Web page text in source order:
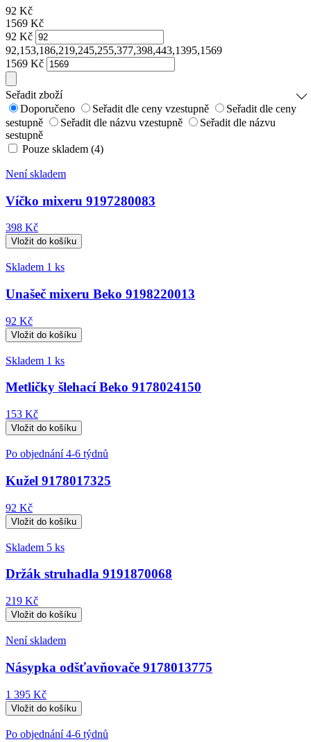
92 Kč
1569 Kč
92 Kč
92,153,186,219,245,255,377,398,443,1395,1569
1569 Kč
Seřadit zboží
Doporučeno
Seřadit dle ceny vzestupně
Seřadit dle ceny
sestupně
Seřadit dle názvu vzestupně
Seřadit dle názvu
sestupně
Pouze skladem (4)
Není skladem
Víčko mixeru 9197280083
398 Kč
Skladem 1 ks
Unašeč mixeru Beko 9198220013
92 Kč
Skladem 1 ks
Metličky šlehací Beko 9178024150
153 Kč
Po objednání 4-6 týdnů
Kužel 9178017325
92 Kč
Skladem 5 ks
Držák struhadla 9191870068
219 Kč
Není skladem
Násypka odšťavňovače 9178013775
1 395 Kč
Po objednání 4-6 týdnů